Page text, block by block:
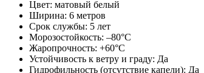
Цвет: матовый белый
Ширина: 6 метров
Срок службы: 5 лет
Морозостойкость: –80°С
Жаропрочность: +60°С
Устойчивость к ветру и граду: Да
Гидрофильность (отсутствие капели): Да